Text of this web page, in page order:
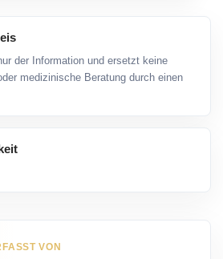
der Information und ersetzt keine
medizinische Beratung durch einen
VON